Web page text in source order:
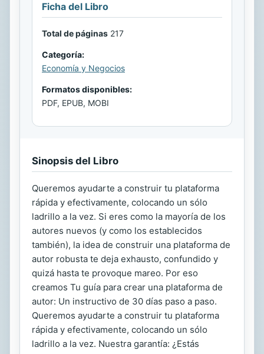
Ficha del Libro
Total de páginas 217
Categoría:
Economía y Negocios
Formatos disponibles:
PDF, EPUB, MOBI
Sinopsis del Libro
Queremos ayudarte a construir tu plataforma
rápida y efectivamente, colocando un sólo
ladrillo a la vez. Si eres como la mayoría de los
autores nuevos (y como los establecidos
también), la idea de construir una plataforma de
autor robusta te deja exhausto, confundido y
quizá hasta te provoque mareo. Por eso
creamos Tu guía para crear una plataforma de
autor: Un instructivo de 30 días paso a paso.
Queremos ayudarte a construir tu plataforma
rápida y efectivamente, colocando un sólo
ladrillo a la vez. Nuestra garantía: ¿Estás